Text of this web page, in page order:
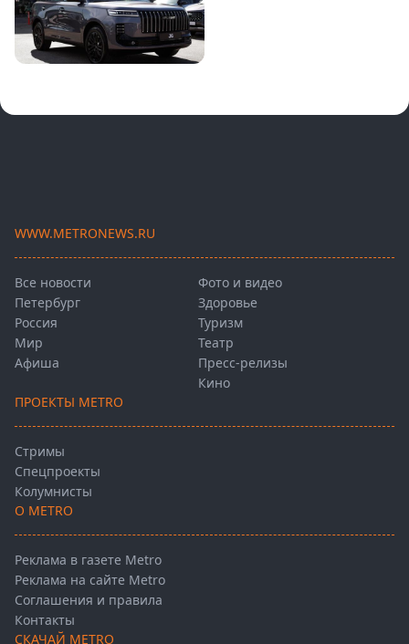
WWW.METRONEWS.RU
Все новости
Петербург
Россия
Мир
Афиша
Фото и видео
Здоровье
Туризм
Театр
Пресс-релизы
Кино
ПРОЕКТЫ METRO
Стримы
Спецпроекты
Колумнисты
О METRO
Реклама в газете Metro
Реклама на сайте Metro
Соглашения и правила
Контакты
СКАЧАЙ METRO